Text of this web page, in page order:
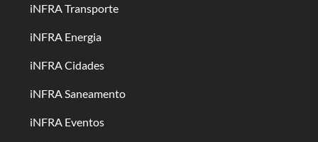
iNFRA Transporte
iNFRA Energia
iNFRA Cidades
iNFRA Saneamento
iNFRA Eventos